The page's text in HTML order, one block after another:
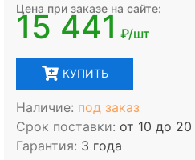
Цена при заказе на сайте:
15 441 ₽/шт
КУПИТЬ
Наличие: под заказ
Срок поставки: от 10 до
Гарантия: 3 года